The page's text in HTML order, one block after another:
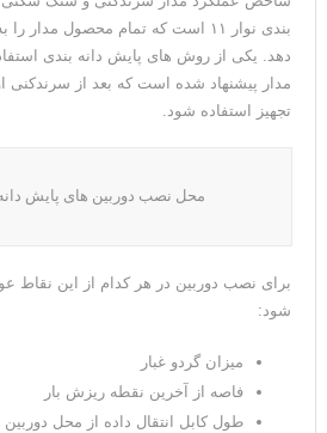
بندی نوار ۱۱ است که تمام محصول مدار
دهد. یکی از روش های پایش دانه بندی
مدار پیشنهاد شده است که بعد از سرندکنی
تجهیز استفاده شود.
محل نصب دوربین های پایش دانه
برای نصب دوربین در هر کدام از این نقاط
شود:
میزان گردو غبار
فاصه از آخرین نقطه ریزش بار
طول کابل انتقال داده از محل دوربین